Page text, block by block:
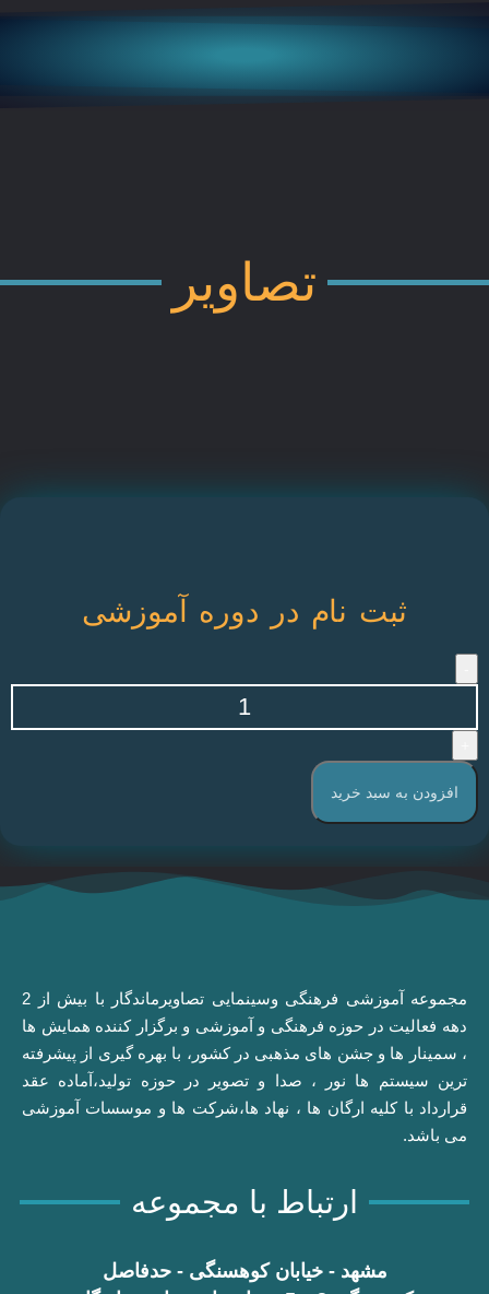
تصاویر
ثبت نام در دوره آموزشی
افزودن به سبد خرید
مجموعه آموزشی فرهنگی وسینمایی تصاویرماندگار با بیش از 2
دهه فعالیت در حوزه فرهنگی و آموزشی و برگزار کننده همایش ها
، سمینار ها و جشن های مذهبی در کشور، با بهره گیری از پیشرفته
ترین سیستم ها نور ، صدا و تصویر در حوزه تولید،آماده عقد
قرارداد با کلیه ارگان ها ، نهاد ها،شرکت ها و موسسات آموزشی
می باشد.
ارتباط با مجموعه
مشهد - خیابان کوهسنگی - حدفاصل